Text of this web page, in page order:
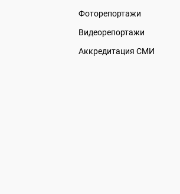
Фоторепортажи
Видеорепортажи
Аккредитация СМИ